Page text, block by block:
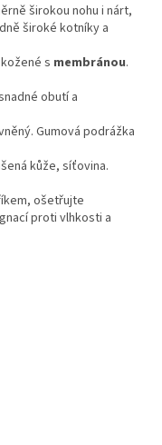
širokou nohu i nárt,
široké kotníky a
s membránou.
obutí a
Gumová podrážka
kůže, síťovina.
ošetřujte
proti vlhkosti a